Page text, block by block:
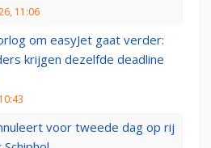
11:06
om easyJet gaat verder:
krijgen dezelfde deadline
voor tweede dag op rij